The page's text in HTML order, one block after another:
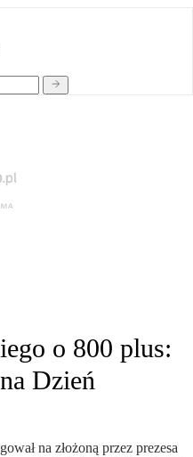
o 800 plus:
Dzień
na złożoną przez prezesa